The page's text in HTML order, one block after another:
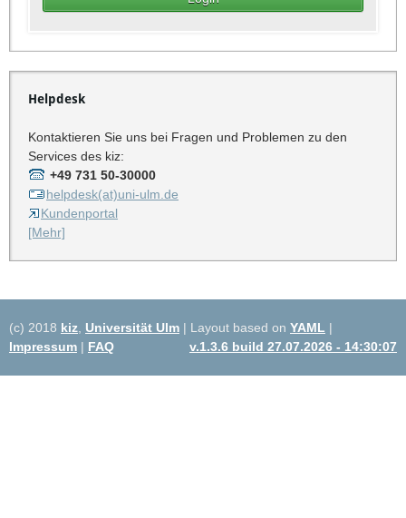
Helpdesk
Kontaktieren Sie uns bei Fragen und Problemen zu den
Services des kiz:
+49 731 50-30000
helpdesk(at)uni-ulm.de
Kundenportal
[Mehr]
(c) 2018 kiz Universität Ulm | Layout based on YAML |
Impressum | FAQ v.1.3.6 build 27.07.2026 - 14:30:07